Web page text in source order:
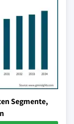
Segmente,